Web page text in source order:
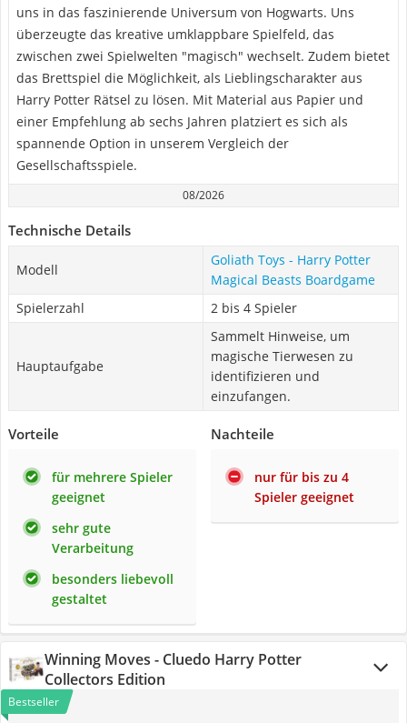
uns in das faszinierende Universum von Hogwarts. Uns
überzeugte das kreative umklappbare Spielfeld, das
zwischen zwei Spielwelten "magisch" wechselt. Zudem bietet
das Brettspiel die Möglichkeit, als Lieblingscharakter aus
Harry Potter Rätsel zu lösen. Mit Material aus Papier und
einer Empfehlung ab sechs Jahren platziert es sich als
spannende Option in unserem Vergleich der
Gesellschaftsspiele.
08/2026
Technische Details
Modell
Goliath Toys - Harry Potter
Magical Beasts Boardgame
Spielerzahl
2 bis 4 Spieler
Hauptaufgabe
Sammelt Hinweise, um
magische Tierwesen zu
identifizieren und
einzufangen.
Vorteile
für mehrere Spieler
geeignet
sehr gute
Verarbeitung
besonders liebevoll
gestaltet
Nachteile
nur für bis zu 4
Spieler geeignet
Winning Moves - Cluedo Harry Potter
Collectors Edition
Bestseller